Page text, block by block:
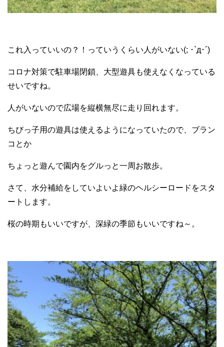
これ入っていいの？！っていうくらい人がいない(; ･`д･´)
コロナ対策で駐車場閉鎖、大型遊具も使えなくなっている
せいですね。
人がいないので広場を縦横無尽に走り回れます。
ちびっ子用の遊具は使えるようになっていたので、ブラン
コとか
ちょっと遊んで園内をグルっと一周お散歩。
さて、水分補給をしていよいよ緑のヘルシーロードをスタ
ートします。
桜の時期もいいですが、深緑の季節もいいですね～。